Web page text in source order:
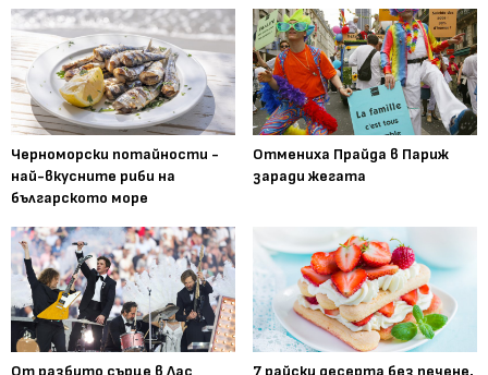
Черноморски потайности -
най-вкусните риби на
българското море
Отмениха Прайда в Париж
заради жегата